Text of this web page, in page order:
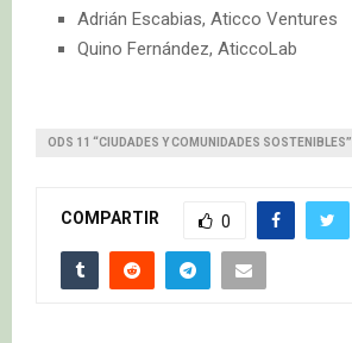
Adrián Escabias, Aticco Ventures
Quino Fernández, AticcoLab
ODS 11 “CIUDADES Y COMUNIDADES SOSTENIBLES”.
COMPARTIR 0